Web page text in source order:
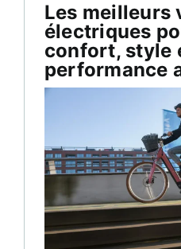
Les meilleurs
électriques
confort, style
performance